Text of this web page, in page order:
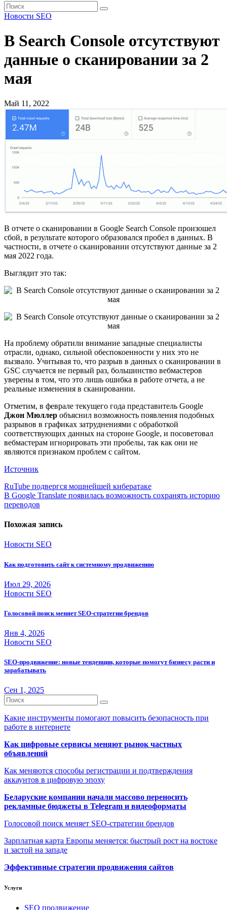
Новости SEO
В Search Console отсутствуют
данные о сканировании за 2
мая
Май 11, 2022
В отчете о сканировании в Google Search Console произошел
сбой, в результате которого образовался пробел в данных. В
частности, в отчете о сканировании отсутствуют данные за 2
мая 2022 года.
Выглядит это так:
На проблему обратили внимание западные специалисты
отрасли, однако, сильной обеспокоенности у них это не
вызвало. Учитывая то, что разрыв в данных о сканировании в
GSC случается не первый раз, большинство вебмастеров
уверены в том, что это лишь ошибка в работе отчета, а не
реальные изменения в сканировании.
Отметим, в феврале текущего года представитель Google
Джон Мюллер объяснил возможность появления подобных
разрывов в графиках затруднениями с обработкой
соответствующих данных на стороне Google, и посоветовал
вебмастерам игнорировать эти пробелы, так как они не
являются признаком проблем с сайтом.
Источник
Навигация
по
RuTube подвергся мощнейшей кибератаке
В Google Translate появилась возможность сохранять историю
переводов
Похожая запись
Новости SEO
Как подготовить сайт к системному продвижению
Июл 29, 2026
Новости SEO
Голосовой поиск меняет SEO-стратегии брендов
Янв 4, 2026
Новости SEO
SEO-продвижение: новые тенденции, которые помогут бизнесу расти и
зарабатывать
Сен 1, 2025
Какие инструменты помогают повысить безопасность при
работе в интернете
Как цифровые сервисы меняют рынок частных
объявлений
Как меняются способы регистрации и подтверждения
аккаунтов в цифровую эпоху
Беларуские компании начали массово переносить
рекламные бюджеты в Telegram и видеоформаты
Голосовой поиск меняет SEO-стратегии брендов
Зарплатная карта Европы меняется: быстрый рост на востоке
и застой на западе
Эффективные стратегии продвижения сайтов
Услуги
SEO продвижение